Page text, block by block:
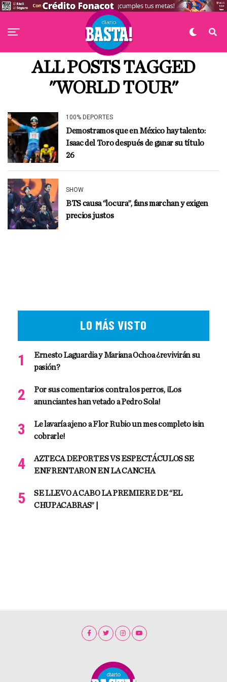
ALL POSTS TAGGED
"WORLD TOUR"
100% DEPORTES
Demostramos que en México hay talento:
Isaac del Toro después de ganar su título
26
SHOW
BTS causa “locura”, fans marchan y exigen
precios justos
LO MÁS VISTO
Ernesto Laguardia y Mariana Ochoa ¿revivirán su
pasión?
Por sus comentarios contra los perros, ¡Los
anunciantes han vetado a Pedro Sola!
Le lavaría ajeno a Flor Rubio un mes completo ¡sin
cobrarle!
AZTECA DEPORTES VS ESPECTÁCULOS SE
ENFRENTARON EN LA CANCHA
SE LLEVO A CABO LA PREMIERE DE “EL
CHUPACABRAS” |